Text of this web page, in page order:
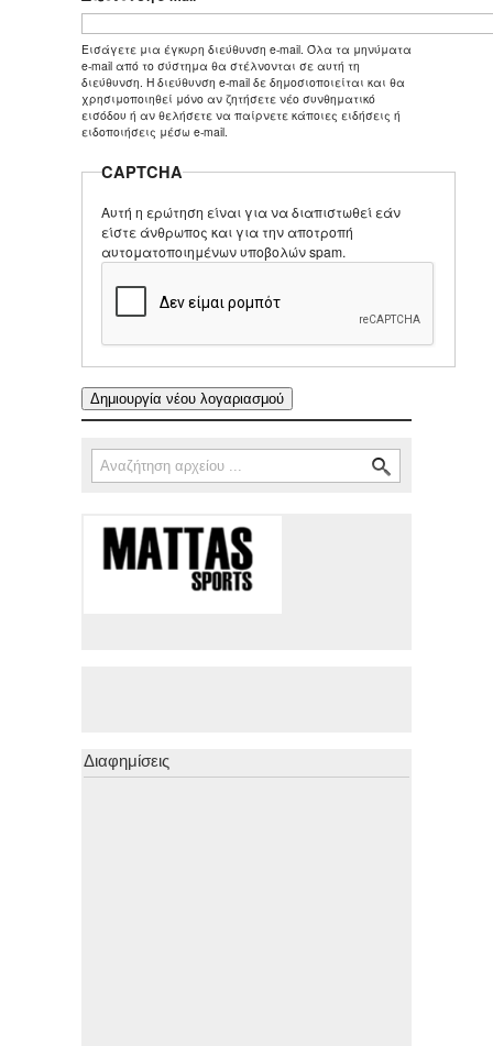
Εισάγετε μια έγκυρη διεύθυνση e-mail. Όλα τα μηνύματα
e-mail από το σύστημα θα στέλνονται σε αυτή τη
διεύθυνση. Η διεύθυνση e-mail δε δημοσιοποιείται και θα
χρησιμοποιηθεί μόνο αν ζητήσετε νέο συνθηματικό
εισόδου ή αν θελήσετε να παίρνετε κάποιες ειδήσεις ή
ειδοποιήσεις μέσω e-mail.
CAPTCHA
Αυτή η ερώτηση είναι για να διαπιστωθεί εάν
είστε άνθρωπος και για την αποτροπή
αυτοματοποιημένων υποβολών spam.
Φόρμα αναζήτησης
Αναζήτηση
Διαφημίσεις